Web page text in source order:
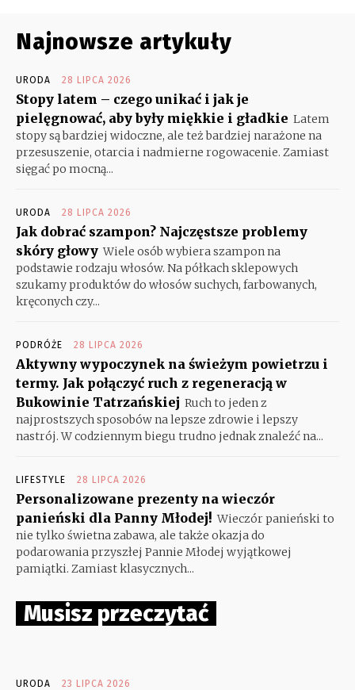
Najnowsze artykuły
URODA 28 LIPCA 2026
Stopy latem – czego unikać i jak je
pielęgnować, aby były miękkie i gładkie Latem
stopy są bardziej widoczne, ale też bardziej narażone na
przesuszenie, otarcia i nadmierne rogowacenie. Zamiast
sięgać po mocną...
URODA 28 LIPCA 2026
Jak dobrać szampon? Najczęstsze problemy
skóry głowy Wiele osób wybiera szampon na
podstawie rodzaju włosów. Na półkach sklepowych
szukamy produktów do włosów suchych, farbowanych,
kręconych czy...
PODRÓŻE 28 LIPCA 2026
Aktywny wypoczynek na świeżym powietrzu i
termy. Jak połączyć ruch z regeneracją w
Bukowinie Tatrzańskiej Ruch to jeden z
najprostszych sposobów na lepsze zdrowie i lepszy
nastrój. W codziennym biegu trudno jednak znaleźć na...
LIFESTYLE 28 LIPCA 2026
Personalizowane prezenty na wieczór
panieński dla Panny Młodej! Wieczór panieński to
nie tylko świetna zabawa, ale także okazja do
podarowania przyszłej Pannie Młodej wyjątkowej
pamiątki. Zamiast klasycznych...
Musisz przeczytać
URODA 23 LIPCA 2026